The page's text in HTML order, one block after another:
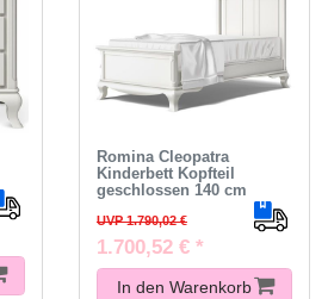
Romina Cleopatra
Kinderbett Kopfteil
geschlossen 140 cm
UVP 1.790,02 €
1.700,52 € *
In den Warenkorb